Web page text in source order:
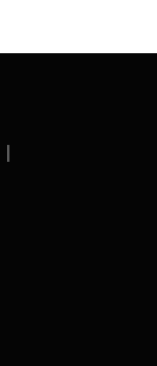
|